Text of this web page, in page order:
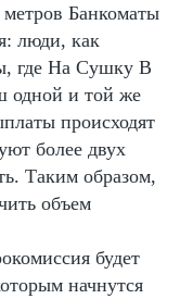
Банкоматы
люди, как
где На Сушку В
одной и той же
происходят
более двух
Таким образом,
объем
будет
начнутся